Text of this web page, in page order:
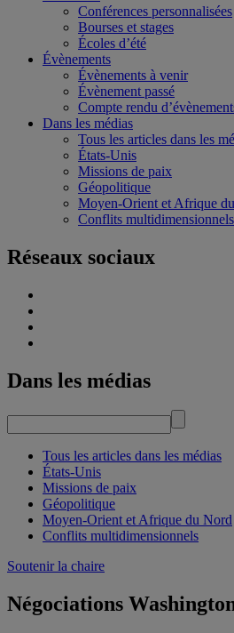
Conférences personnalisées
Bourses et stages
Écoles d’été
Évènements
Évènements à venir
Évènement passé
Compte rendu
Dans les médias
Tous les articles dans les
États-Unis
Missions de paix
Géopolitique
Moyen-Orient et Afrique
Conflits multidimensionnels
Réseaux sociaux
Dans les médias
Tous les articles dans les médias
États-Unis
Missions de paix
Géopolitique
Moyen-Orient et Afrique du Nord
Conflits multidimensionnels
Soutenir la chaire
Négociations